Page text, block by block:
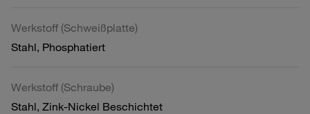
Werkstoff (Schweißplatte)
Stahl, Phosphatiert
Werkstoff (Schraube)
Stahl, Zink-Nickel Beschichtet